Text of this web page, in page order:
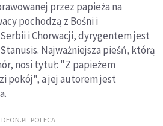
przez papieża na
pochodzą z Bośni i
i Chorwacji, dyrygentem jest
Najważniejsza pieśń, którą
nosi tytuł: "Z papieżem
pokój", a jej autorem jest
DEON.PL POLECA